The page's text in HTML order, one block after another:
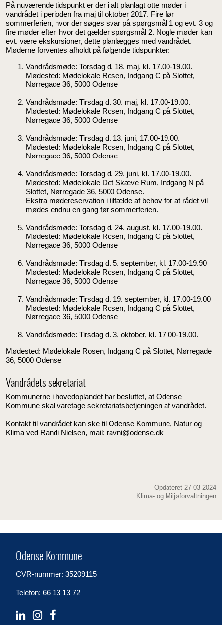
På nuværende tidspunkt er der i alt planlagt otte møder i
vandrådet i perioden fra maj til oktober 2017. Fire før
sommerferien, hvor der søges svar på spørgsmål 1 og evt. 3 og
fire møder efter, hvor det gælder spørgsmål 2. Nogle møder kan
evt. være ekskursioner, dette planlægges med vandrådet.
Møderne forventes afholdt på følgende tidspunkter:
Vandrådsmøde: Torsdag d. 18. maj, kl. 17.00-19.00.
Mødested: Mødelokale Rosen, Indgang C på Slottet,
Nørregade 36, 5000 Odense
Vandrådsmøde: Tirsdag d. 30. maj, kl. 17.00-19.00.
Mødested: Mødelokale Rosen, Indgang C på Slottet,
Nørregade 36, 5000 Odense
Vandrådsmøde: Tirsdag d. 13. juni, 17.00-19.00.
Mødested: Mødelokale Rosen, Indgang C på Slottet,
Nørregade 36, 5000 Odense
Vandrådsmøde: Torsdag d. 29. juni, kl. 17.00-19.00.
Mødested: Mødelokale Det Skæve Rum, Indgang N på
Slottet, Nørregade 36, 5000 Odense.
Ekstra mødereservation i tilfælde af behov for at rådet vil
mødes endnu en gang før sommerferien.
Vandrådsmøde: Torsdag d. 24. august, kl. 17.00-19.00.
Mødested: Mødelokale Rosen, Indgang C på Slottet,
Nørregade 36, 5000 Odense
Vandrådsmøde: Tirsdag d. 5. september, kl. 17.00-19.90
Mødested: Mødelokale Rosen, Indgang C på Slottet,
Nørregade 36, 5000 Odense
Vandrådsmøde: Tirsdag d. 19. september, kl. 17.00-19.00
Mødested: Mødelokale Rosen, Indgang C på Slottet,
Nørregade 36, 5000 Odense
Vandrådsmøde: Tirsdag d. 3. oktober, kl. 17.00-19.00.
Mødested: Mødelokale Rosen, Indgang C på Slottet, Nørregade
36, 5000 Odense
Vandrådets sekretariat
Kommunerne i hovedoplandet har besluttet, at Odense
Kommune skal varetage sekretariatsbetjeningen af vandrådet.
Kontakt til vandrådet kan ske til Odense Kommune, Natur og
Klima ved Randi Nielsen, mail: ravni@odense.dk
Opdateret 27-03-2024
Klima- og Miljøforvaltningen
Odense Kommune
CVR-nummer: 35209115
Telefon: 66 13 13 72